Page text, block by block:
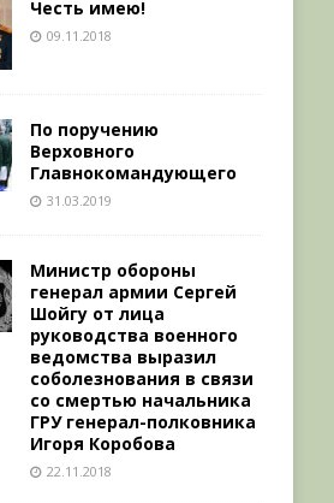
Честь имею!
09.11.2018
По поручению
Верховного
Главнокомандующего
31.03.2019
Министр обороны
генерал армии Сергей
Шойгу от лица
руководства военного
ведомства выразил
соболезнования в связи
со смертью начальника
ГРУ генерал-полковника
Игоря Коробова
22.11.2018